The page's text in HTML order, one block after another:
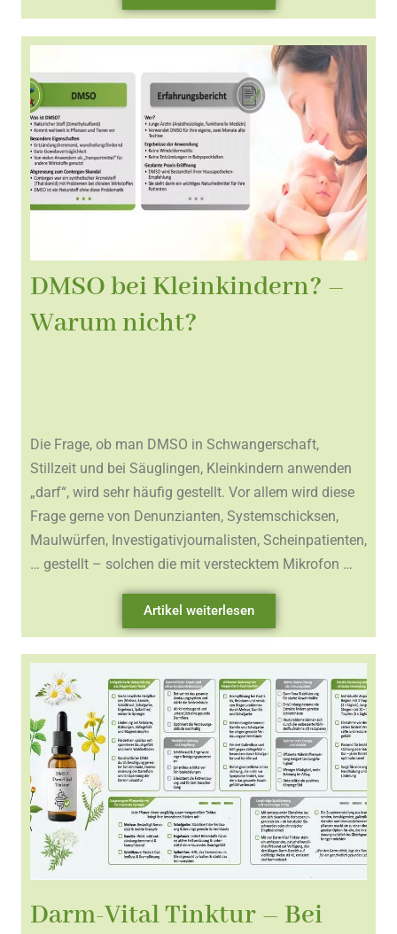
DMSO bei Kleinkindern? –
Warum nicht?
Die Frage, ob man DMSO in Schwangerschaft,
Stillzeit und bei Säuglingen, Kleinkindern anwenden
„darf“, wird sehr häufig gestellt. Vor allem wird diese
Frage gerne von Denunzianten, Systemschicksen,
Maulwürfen, Investigativjournalisten, Scheinpatienten,
… gestellt – solchen die mit verstecktem Mikrofon …
Artikel weiterlesen
Darm-Vital Tinktur – Bei